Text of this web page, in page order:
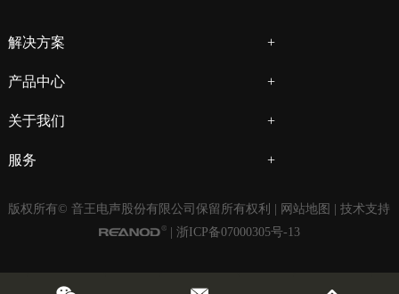
解决方案
产品中心
关于我们
服务
版权所有© 音王电声股份有限公司保留所有权利 | 网站地图
| 技术支持
浙ICP备07000305号-13